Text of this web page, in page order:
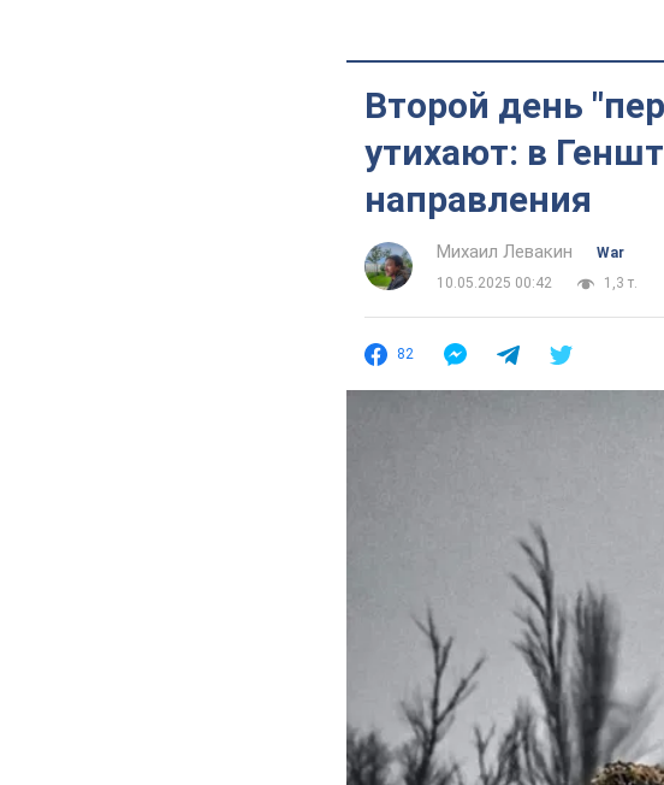
Второй день
утихают: в
направления
Михаил Левакин
War
10.05.2025 00:42
1,3 т.
82